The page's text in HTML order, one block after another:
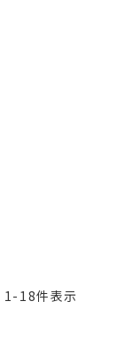
1 - 18件表示